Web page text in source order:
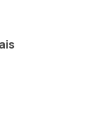
ao